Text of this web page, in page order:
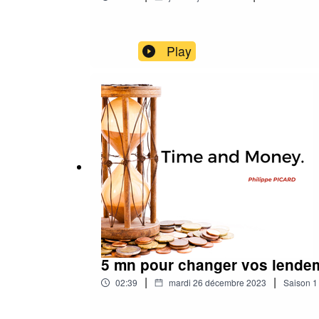
Play
5 mn pour changer vos
02:39 | mardi 26 décembre 2023 | Saison 1